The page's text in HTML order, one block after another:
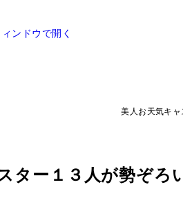
ンドウで開く
美人お天気キ
ター１３人が勢ぞ